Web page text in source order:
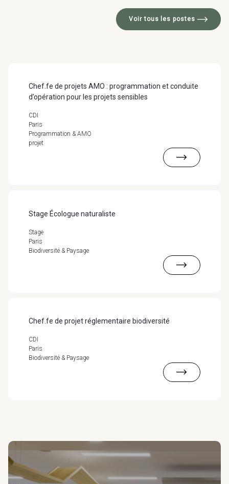
Voir tous les postes
Chef.fe de projets AMO : programmation et conduite
d’opération pour les projets sensibles
CDI
Paris
Programmation & AMO
projet
Stage Écologue naturaliste
Stage
Paris
Biodiversité & Paysage
Chef.fe de projet réglementaire biodiversité
CDI
Paris
Biodiversité & Paysage